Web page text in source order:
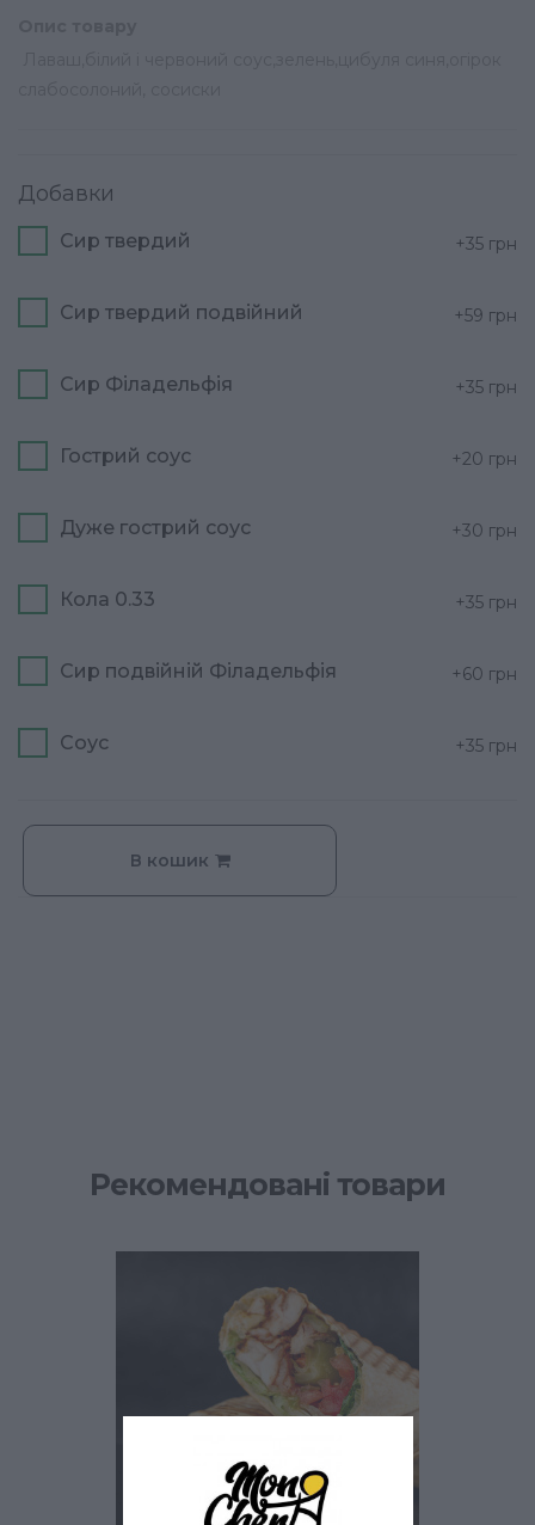
Добавки
Сир твердий +35 грн
Сир твердий подвійний +59 грн
Сир Філадельфія +35 грн
Гострий соус +20 грн
Дуже гострий соус +30 грн
Кола 0.33 +35 грн
Сир подвійній Філадельфія +60 грн
Соус +35 грн
В кошик
Рекомендовані товари